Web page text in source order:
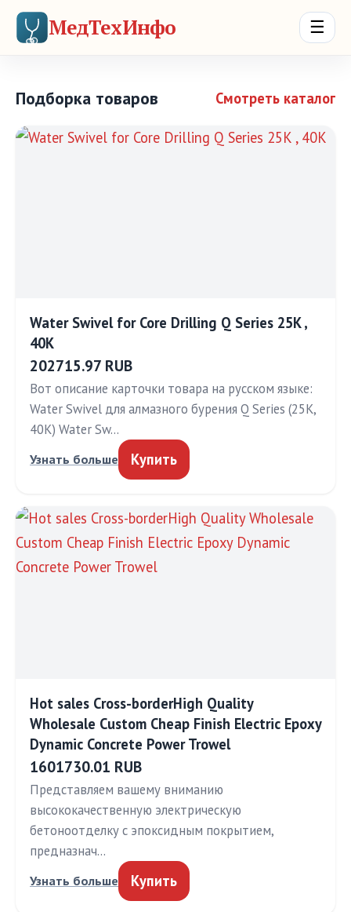
МедТехИнфо ☰
Подборка товаров Смотреть каталог
Water Swivel for Core Drilling Q Series 25K ,
40K
202715.97 RUB
Вот описание карточки товара на русском языке:
Water Swivel для алмазного бурения Q Series (25K,
40K) Water Sw…
Узнать больше Купить
Hot sales Cross-borderHigh Quality
Wholesale Custom Cheap Finish Electric Epoxy
Dynamic Concrete Power Trowel
1601730.01 RUB
Представляем вашему вниманию
высококачественную электрическую
бетоноотделку с эпоксидным покрытием,
предназнач…
Узнать больше Купить